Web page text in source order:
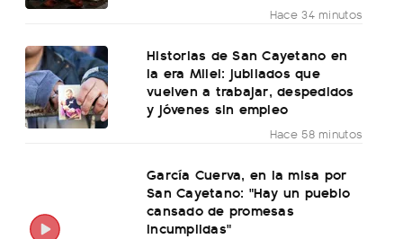
Hace 34 minutos
Historias de San Cayetano en
la era Milei: jubilados que
vuelven a trabajar, despedidos
y jóvenes sin empleo
Hace 58 minutos
García Cuerva, en la misa por
San Cayetano: "Hay un pueblo
cansado de promesas
incumplidas"